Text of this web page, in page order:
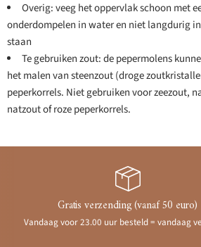
Overig: veeg het oppervlak schoon met
onderdompelen in water en niet langdurig
staan
Te gebruiken zout: de pepermolens
het malen van steenzout (droge
peperkorrels. Niet gebruiken voor zeezout,
natzout of roze peperkorrels.
Gratis verzending (vanaf 50 euro)
Vandaag voor 23.00 uur besteld = vandaag